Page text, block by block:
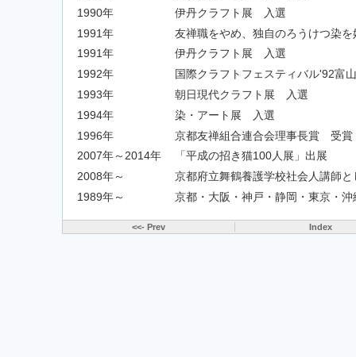
1990年
伊丹クラフト展 入選
1991年
友禅職をやめ、独自のろうけつ染を
1991年
伊丹クラフト展 入選
1992年
国際クラフトフェスティバル'92富
1993年
朝日現代クラフト展 入選
1994年
染・アート展 入選
1996年
京都友禅組合連合会理事長賞 受賞
2007年～2014年
「平成の招き猫100人展」出展
2008年～
京都府立舞鶴養護学校社会人講師
1989年～
京都・大阪・神戸・静岡・東京・
<<- Prev Index